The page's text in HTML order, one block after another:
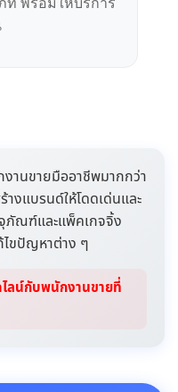
านขายมืออาชีพมากกว่า
งแบรนด์ให้โดดเด่นและ
ภัณฑ์และแพ็คเกจจิ้ง
ขปัญหาต่าง ๆ
ลน์กับพนักงานขายที่